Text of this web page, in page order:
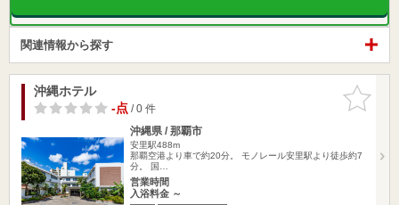
関連情報から探す
お気に入
りに追加
沖縄ホテル
-点/ 0 件
沖縄県 / 那覇市
安里駅488m
那覇空港より車で約20分。 モノレール安里駅より徒歩約7
分。 国…
営業時間
入浴料金 ～